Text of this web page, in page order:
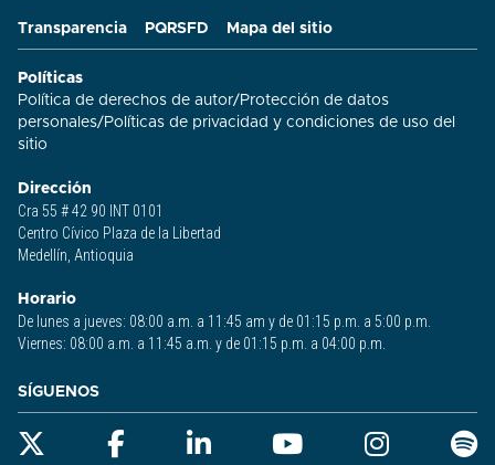
Transparencia PQRSFD Mapa del sitio
Políticas
Política de derechos de autor/ Protección de datos
personales/ Políticas de privacidad y condiciones de uso del
sitio​
Dirección
Cra 55 # 42 90 INT 0101
Centro Cívico Plaza de la Libertad
Medellín, Antioquia
Horario
De lunes a jueves: 08:00 a.m. a 11:45 am y de 01:15 p.m. a 5:00 p.m.
Viernes: 08:00 a.m. a 11:45 a.m. y de 01:15 p.m. a 04:00 p.m.
SÍGUENOS